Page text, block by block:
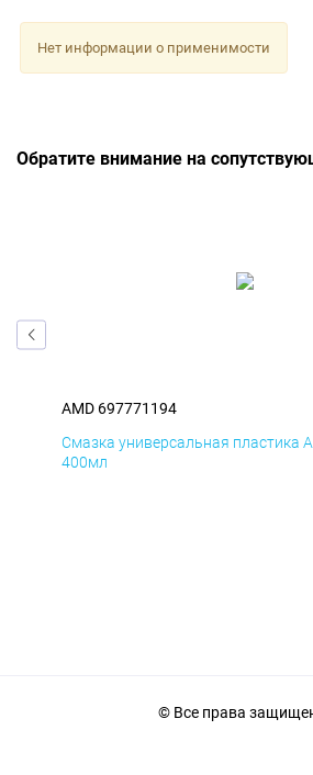
Нет информации о применимости
Обратите внимание на
AMD 697771194
Смазка универсальная пластика
400мл
© Все права